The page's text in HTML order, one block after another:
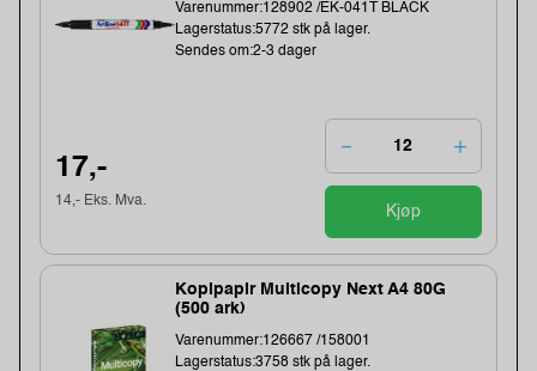
Varenummer:128902 /EK-041T BLACK
Lagerstatus:5772 stk på lager.
Sendes om:2-3 dager
17,-
14,- Eks. Mva.
Kjøp
Kopipapir Multicopy Next A4 80G
(500 ark)
Varenummer:126667 /158001
Lagerstatus:3758 stk på lager.